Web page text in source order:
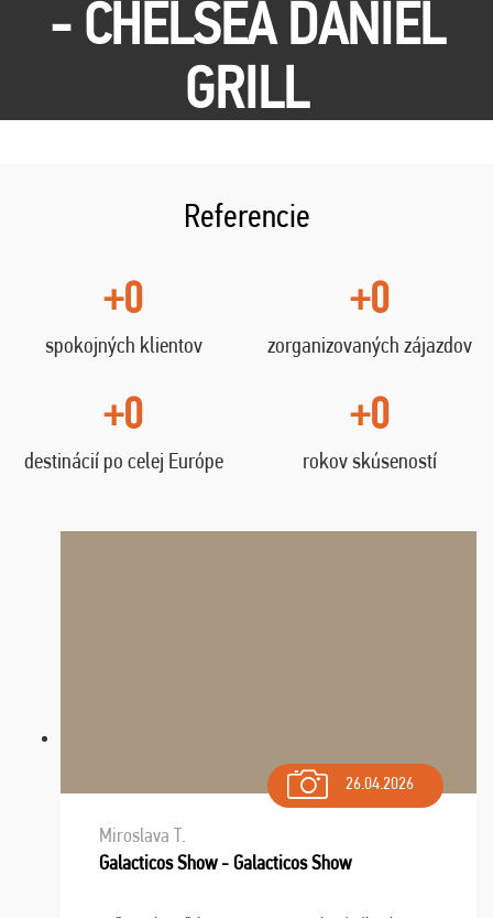
- CHELSEA DANIEL
GRILL
Referencie
+0
spokojných klientov
+0
zorganizovaných zájazdov
+0
destinácií po celej Európe
+0
rokov skúseností
26.04.2026
Miroslava T.
Galacticos Show - Galacticos Show